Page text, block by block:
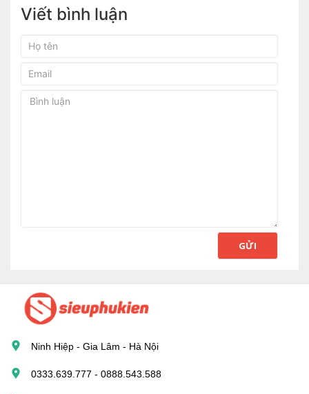
Viết bình luận
GỬI
Ninh Hiệp - Gia Lâm - Hà Nội
0333.639.777 - 0888.543.588